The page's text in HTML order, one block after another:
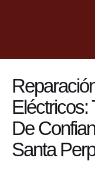
Eléctricos:
De
Santa